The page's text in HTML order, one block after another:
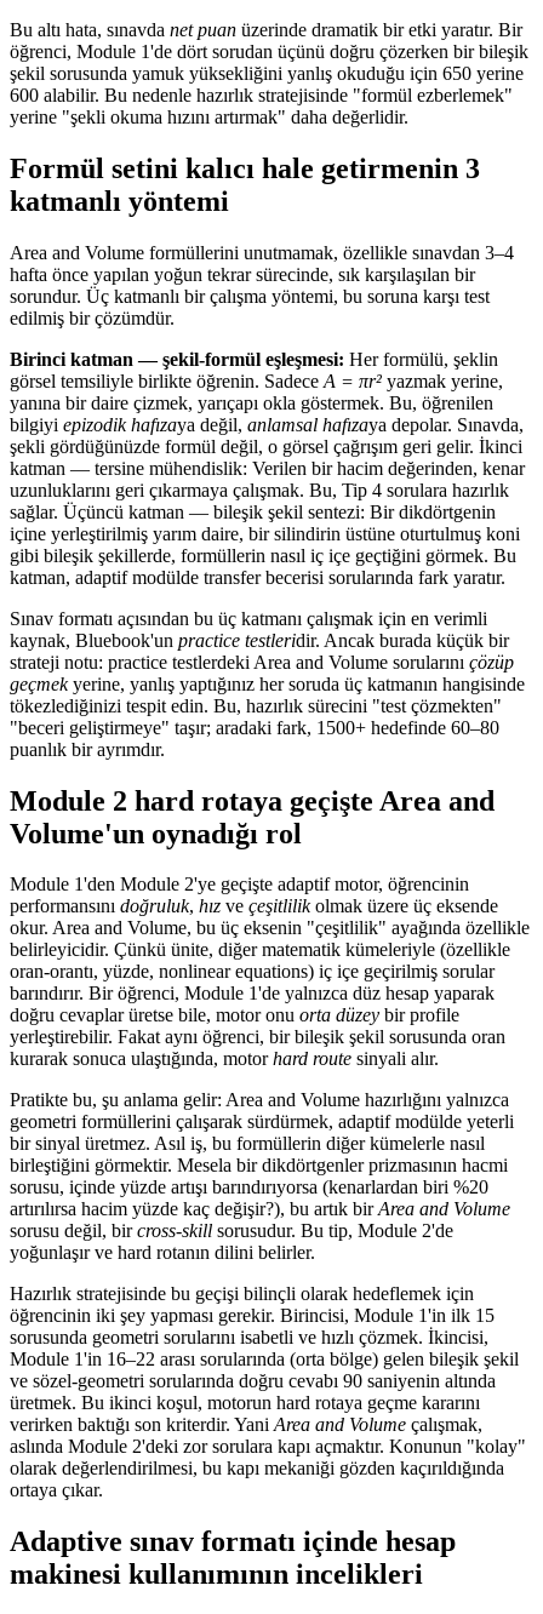
Bu altı hata, sınavda net puan üzerinde dramatik bir etki yaratır. Bir
öğrenci, Module 1'de dört sorudan üçünü doğru çözerken bir bileşik
şekil sorusunda yamuk yüksekliğini yanlış okuduğu için 650 yerine
600 alabilir. Bu nedenle hazırlık stratejisinde "formül ezberlemek"
yerine "şekli okuma hızını artırmak" daha değerlidir.
Formül setini kalıcı hale getirmenin 3
katmanlı yöntemi
Area and Volume formüllerini unutmamak, özellikle sınavdan 3–4
hafta önce yapılan yoğun tekrar sürecinde, sık karşılaşılan bir
sorundur. Üç katmanlı bir çalışma yöntemi, bu soruna karşı test
edilmiş bir çözümdür.
Birinci katman — şekil-formül eşleşmesi: Her formülü, şeklin
görsel temsiliyle birlikte öğrenin. Sadece A = πr² yazmak yerine,
yanına bir daire çizmek, yarıçapı okla göstermek. Bu, öğrenilen
bilgiyi epizodik hafızaya değil, anlamsal hafızaya depolar. Sınavda,
şekli gördüğünüzde formül değil, o görsel çağrışım geri gelir. İkinci
katman — tersine mühendislik: Verilen bir hacim değerinden, kenar
uzunluklarını geri çıkarmaya çalışmak. Bu, Tip 4 sorulara hazırlık
sağlar. Üçüncü katman — bileşik şekil sentezi: Bir dikdörtgenin
içine yerleştirilmiş yarım daire, bir silindirin üstüne oturtulmuş koni
gibi bileşik şekillerde, formüllerin nasıl iç içe geçtiğini görmek. Bu
katman, adaptif modülde transfer becerisi sorularında fark yaratır.
Sınav formatı açısından bu üç katmanı çalışmak için en verimli
kaynak, Bluebook'un practice testleridir. Ancak burada küçük bir
strateji notu: practice testlerdeki Area and Volume sorularını çözüp
geçmekyerine, yanlış yaptığınız her soruda üç katmanın hangisinde
tökezlediğinizi tespit edin. Bu, hazırlık sürecini "test çözmekten"
"beceri geliştirmeye" taşır; aradaki fark, 1500+ hedefinde 60–80
puanlık bir ayrımdır.
Module 2 hard rotaya geçişte Area and
Volume'un oynadığı rol
Module 1'den Module 2'ye geçişte adaptif motor, öğrencinin
performansını doğruluk, hız ve çeşitlilikolmak üzere üç eksende
okur. Area and Volume, bu üç eksenin "çeşitlilik" ayağında özellikle
belirleyicidir. Çünkü ünite, diğer matematik kümeleriyle (özellikle
oran-orantı, yüzde, nonlinear equations) iç içe geçirilmiş sorular
barındırır. Bir öğrenci, Module 1'de yalnızca düz hesap yaparak
doğru cevaplar üretse bile, motor onu orta düzey bir profile
yerleştirebilir. Fakat aynı öğrenci, bir bileşik şekil sorusunda oran
kurarak sonuca ulaştığında, motorhard route sinyali alır.
Pratikte bu, şu anlama gelir: Area and Volume hazırlığını yalnızca
geometri formüllerini çalışarak sürdürmek, adaptif modülde yeterli
bir sinyal üretmez. Asıl iş, bu formüllerin diğer kümelerle nasıl
birleştiğini görmektir. Mesela bir dikdörtgenler prizmasının hacmi
sorusu, içinde yüzde artışı barındırıyorsa (kenarlardan biri %20
artırılırsa hacim yüzde kaç değişir?), bu artık birArea and Volume
sorusu değil, bircross-skill sorusudur. Bu tip, Module 2'de
yoğunlaşır ve hard rotanın dilini belirler.
Hazırlık stratejisinde bu geçişi bilinçli olarak hedeflemek için
öğrencinin iki şey yapması gerekir. Birincisi, Module 1'in ilk 15
sorusunda geometri sorularını isabetli ve hızlı çözmek. İkincisi,
Module 1'in 16–22 arası sorularında (orta bölge) gelen bileşik şekil
ve sözel-geometri sorularında doğru cevabı 90 saniyenin altında
üretmek. Bu ikinci koşul, motorun hard rotaya geçme kararını
verirken baktığı son kriterdir. YaniArea and Volume çalışmak,
aslında Module 2'deki zor sorulara kapı açmaktır. Konunun "kolay"
olarak değerlendirilmesi, bu kapı mekaniği gözden kaçırıldığında
ortaya çıkar.
Adaptive sınav formatı içinde hesap
makinesi kullanımının incelikleri